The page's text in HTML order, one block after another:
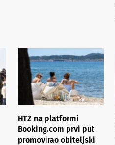
HTZ na platformi
Booking.com prvi put
promovirao obiteljski